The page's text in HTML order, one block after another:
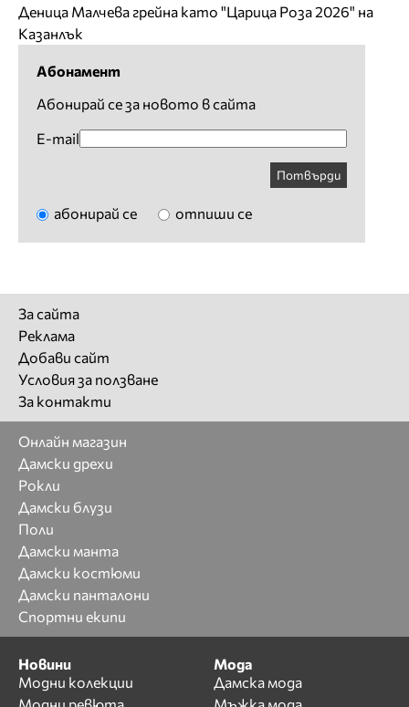
Деница Малчева грейна като "Царица Роза 2026" на
Казанлък
Абонамент
Абонирай се за новото в сайта
E-mail
Потвърди
абонирай се отпиши се
За сайта
Реклама
Добави сайт
Условия за ползване
За контакти
Онлайн магазин
Дамски дрехи
Рокли
Дамски блузи
Поли
Дамски манта
Дамски костюми
Дамски панталони
Спортни екипи
Новини
Модни колекции
Мода
Дамска мода